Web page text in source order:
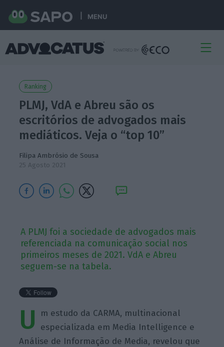
MENU
Ranking
PLMJ, VdA e Abreu são os
escritórios de advogados mais
mediáticos. Veja o “top 10”
Filipa Ambrósio de Sousa
25 Agosto 2021
A PLMJ foi a sociedade de advogados mais
referenciada na comunicação social nos
primeiros meses de 2021. VdA e Abreu
seguem-se na tabela.
U
m estudo da CARMA, multinacional
especializada em Media Intelligence e
Análise de Informação de Media, revelou que